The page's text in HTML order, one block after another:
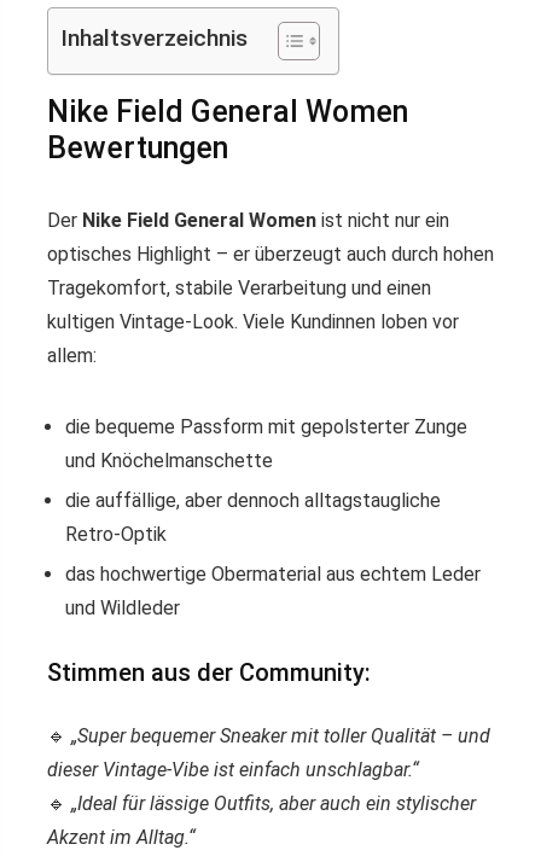
Inhaltsverzeichnis
Nike Field General Women
Bewertungen
Der Nike Field General Women ist nicht nur ein
optisches Highlight – er überzeugt auch durch hohen
Tragekomfort, stabile Verarbeitung und einen
kultigen Vintage-Look. Viele Kundinnen loben vor
allem:
die bequeme Passform mit gepolsterter Zunge
und Knöchelmanschette
die auffällige, aber dennoch alltagstaugliche
Retro-Optik
das hochwertige Obermaterial aus echtem Leder
und Wildleder
Stimmen aus der Community:
🔹 „Super bequemer Sneaker mit toller Qualität – und
dieser Vintage-Vibe ist einfach unschlagbar.“
🔹 „Ideal für lässige Outfits, aber auch ein stylischer
Akzent im Alltag.“